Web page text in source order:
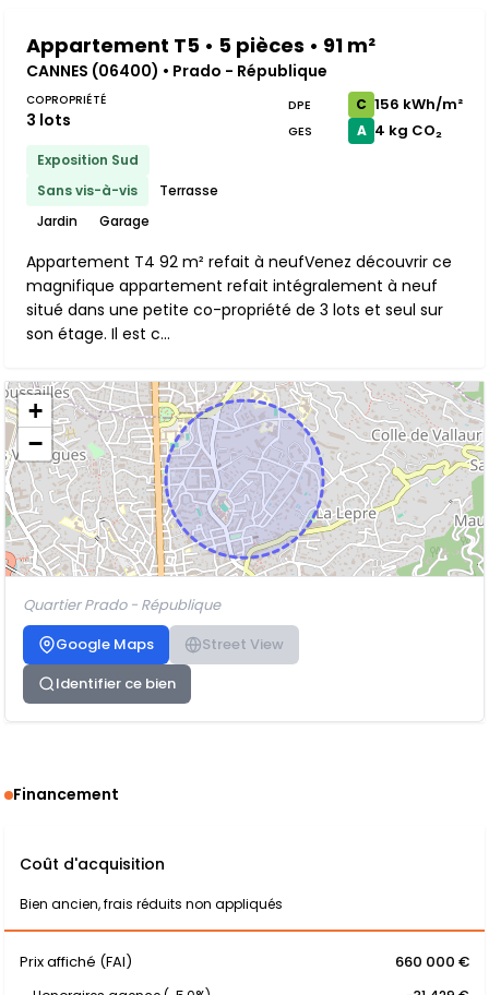
Appartement T5 • 5 pièces • 91 m²
CANNES (06400) • Prado - République
COPROPRIÉTÉ
3 lots
Exposition Sud
Sans vis-à-vis
Terrasse
Jardin
Garage
DPE C 156 kWh/m²
GES A 4 kg CO₂
Appartement T4 92 m² refait à neufVenez découvrir ce
magnifique appartement refait intégralement à neuf
situé dans une petite co-propriété de 3 lots et seul sur
son étage. Il est c...
+
−
Quartier Prado - République
Google Maps
Street View
Identifier ce bien
Financement
Coût d'acquisition
Bien ancien, frais réduits non appliqués
Prix affiché (FAI) 660 000 €